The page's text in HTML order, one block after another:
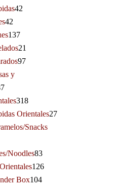
42
42
137
21
97
y
318
Orientales27
Snacks
Noodles83
126
Box104